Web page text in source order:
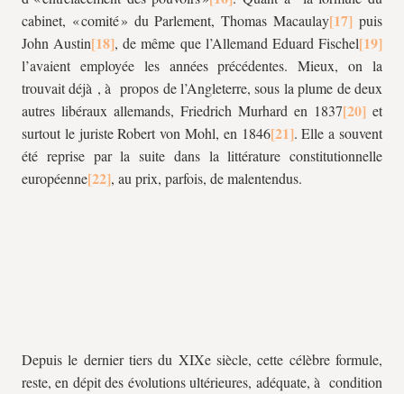
cabinet, « comité » du Parlement, Thomas Macaulay
puis
John Austin
, de même que l’Allemand Eduard Fischel
l’avaient employée les années précédentes. Mieux, on la
trouvait déjà , à propos de l’Angleterre, sous la plume de deux
autres libéraux allemands, Friedrich Murhard en 1837
et
surtout le juriste Robert von Mohl, en 1846
. Elle a souvent
été reprise par la suite dans la littérature constitutionnelle
européenne
, au prix, parfois, de malentendus.
Depuis le dernier tiers du XIXe siècle, cette célèbre formule,
reste, en dépit des évolutions ultérieures, adéquate, à condition